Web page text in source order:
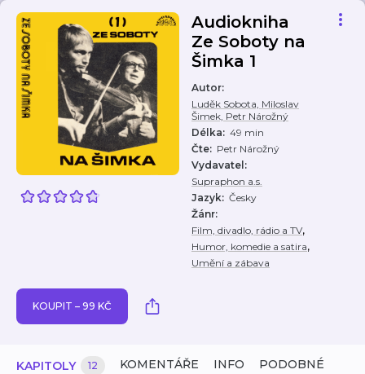
Audiokniha
Ze Soboty na
Šimka 1
Autor:
Luděk Sobota, Miloslav
Šimek, Petr Nárožný
Délka: 49 min
Čte: Petr Nárožný
Vydavatel :
Supraphon a.s.
Jazyk: Česky
Žánr:
Film, divadlo, rádio a TV,
Humor, komedie a satira,
Umění a zábava
KOUPIT – 99 KČ
KAPITOLY 12 KOMENTÁŘE INFO PODOBNÉ